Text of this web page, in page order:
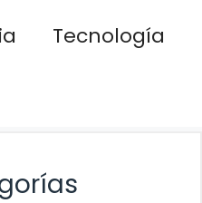
Tecnología